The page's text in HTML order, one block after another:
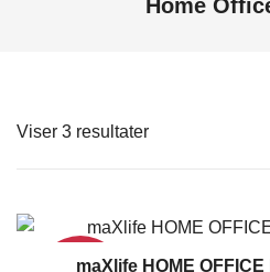
Home
Viser 3 resultaterSorteret
maXlife HOME